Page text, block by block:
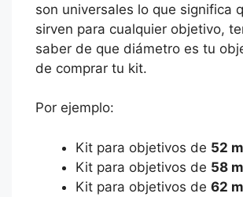
son universales lo que significa
sirven para cualquier objetivo,
saber de que diámetro es tu
de comprar tu kit.
Por ejemplo:
Kit para objetivos de 52
Kit para objetivos de 58
Kit para objetivos de 62